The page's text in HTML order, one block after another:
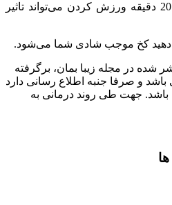
3 بار در هفته 20 دقیقه ورزش کردن می‌تواند تاثیر
دهید کخ موجب شادی شما می‌شود.
شده در مجله زیبا بمان، برگرفته
باشد و صرفا جنبه اطلاع رسانی دارد
جهت طی روند درمانی به